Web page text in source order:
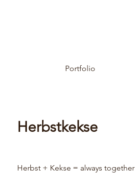
Herbstkekse
Herbst + Kekse = always together
Portfolio